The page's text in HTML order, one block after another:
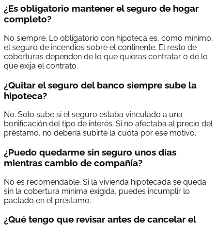
¿Es obligatorio mantener el seguro de hogar
completo?
No siempre. Lo obligatorio con hipoteca es, como mínimo,
el seguro de incendios sobre el continente. El resto de
coberturas dependen de lo que quieras contratar o de lo
que exija el contrato.
¿Quitar el seguro del banco siempre sube la
hipoteca?
No. Solo sube si el seguro estaba vinculado a una
bonificación del tipo de interés. Si no afectaba al precio del
préstamo, no debería subirte la cuota por ese motivo.
¿Puedo quedarme sin seguro unos días
mientras cambio de compañía?
No es recomendable. Si la vivienda hipotecada se queda
sin la cobertura mínima exigida, puedes incumplir lo
pactado en el préstamo.
¿Qué tengo que revisar antes de cancelar el